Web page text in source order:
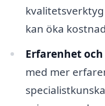
kan öka
Erfarenhet
med mer